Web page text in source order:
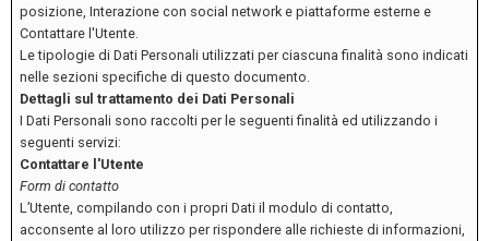
posizione, Interazione con social network e piattaforme esterne e
Contattare l'Utente.
Le tipologie di Dati Personali utilizzati per ciascuna finalità sono indicati
nelle sezioni specifiche di questo documento.
Dettagli sul trattamento dei Dati Personali
I Dati Personali sono raccolti per le seguenti finalità ed utilizzando i
seguenti servizi:
Contattare l'Utente
Form di contatto
L’Utente, compilando con i propri Dati il modulo di contatto,
acconsente al loro utilizzo per rispondere alle richieste di informazioni,